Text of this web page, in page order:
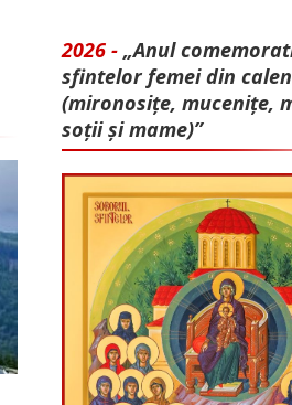
2026 - „Anul
sfintelor femei din
(mironosițe, mu­cenițe,
soții și mame)”